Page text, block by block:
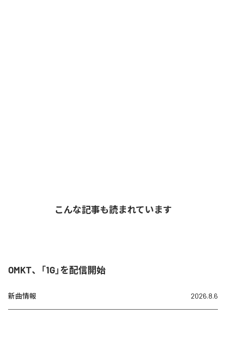
こんな記事も読まれています
OMKT、「1G」を配信開始
新曲情報 2026.8.6